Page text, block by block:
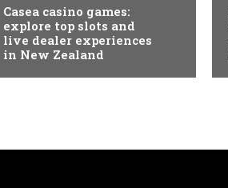
Casea casino games:
explore top slots and
live dealer experiences
in New Zealand